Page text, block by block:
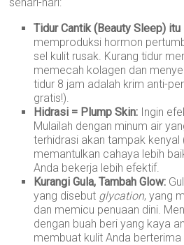
Tidur Cantik (Beauty Sleep) itu
memproduksi hormon
sel kulit rusak. Kurang tidur
memecah kolagen dan
tidur 8 jam adalah krim anti-
gratis!).
Hidrasi = Plump Skin: Ingin
Mulailah dengan minum air
terhidrasi akan tampak kenyal
memantulkan cahaya lebih
Anda bekerja lebih efektif.
Kurangi Gula, Tambah Glow:
yang disebut glycation, yang
dan memicu penuaan dini.
dengan buah beri yang kaya
membuat kulit Anda berterima